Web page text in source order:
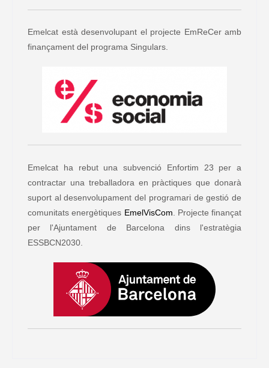
Emelcat està desenvolupant el projecte EmReCer amb
finançament del programa Singulars.
Emelcat ha rebut una subvenció Enfortim 23 per a
contractar una treballadora en pràctiques que donarà
suport al desenvolupament del programari de gestió de
comunitats energètiques EmelVisCom . Projecte finançat
per l'Ajuntament de Barcelona dins l'estratègia
ESSBCN2030.